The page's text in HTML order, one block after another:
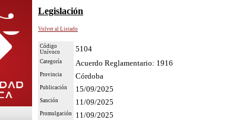
Legislación
Volver al Listado
Código
Unívoco
5104
Categoría Acuerdo Reglamentario: 1916
Provincia Córdoba
Publicación 15/09/2025
Sanción 11/09/2025
Promulgación 11/09/2025